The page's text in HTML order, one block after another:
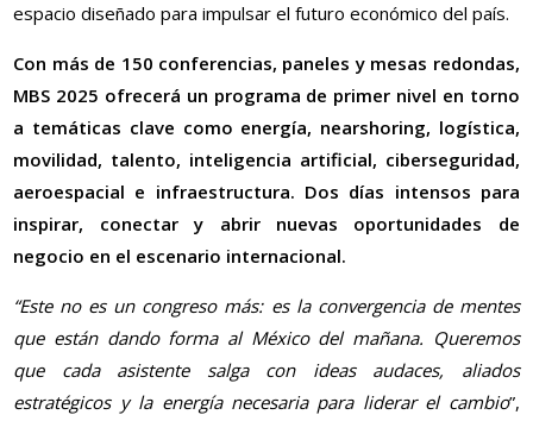
espacio diseñado para impulsar el futuro económico del país.
Con más de 150 conferencias, paneles y mesas redondas,
MBS 2025 ofrecerá un programa de primer nivel en torno
a temáticas clave como energía, nearshoring, logística,
movilidad, talento, inteligencia artificial, ciberseguridad,
aeroespacial e infraestructura. Dos días intensos para
inspirar, conectar y abrir nuevas oportunidades de
negocio en el escenario internacional.
“Este no es un congreso más: es la convergencia de mentes
que están dando forma al México del mañana. Queremos
que cada asistente salga con ideas audaces, aliados
estratégicos y la energía necesaria para liderar el cambio”,